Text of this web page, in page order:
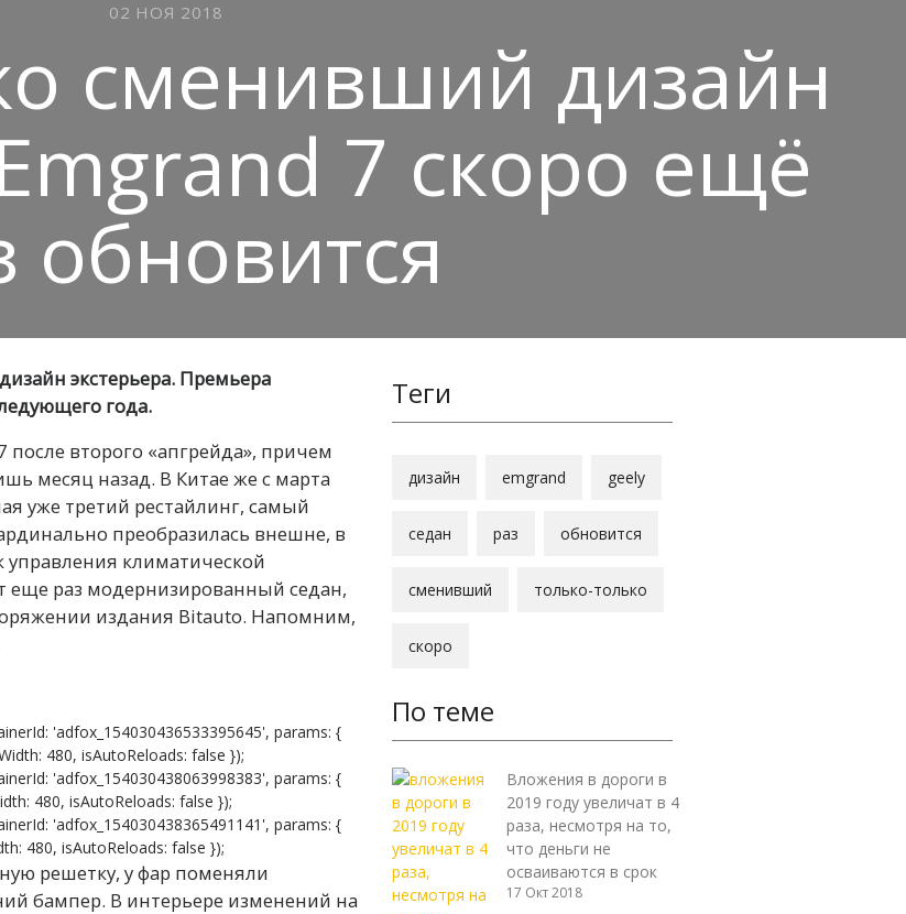
02 НОЯ 2018
сменивший дизайн
7 скоро ещё
обновится
экстерьера. Премьера
года.
после второго «апгрейда», причем
месяц назад. В Китае же с марта
уже третий рестайлинг, самый
преобразилась внешне, в
климатической
раз модернизированный седан,
издания Bitauto. Напомним,
'adfox_154030436533395645', params: {
480, isAutoReloads: false });
'adfox_154030438063998383', params: {
480, isAutoReloads: false });
'adfox_154030438365491141', params: {
480, isAutoReloads: false });
решетку, у фар поменяли
бампер. В интерьере изменений на
Теги
дизайн emgrand geely
седан раз обновится
сменивший только-только
скоро
По теме
Вложения в дороги в
2019 году увеличат в 4
раза, несмотря на то,
что деньги не
осваиваются в срок
17 Окт 2018